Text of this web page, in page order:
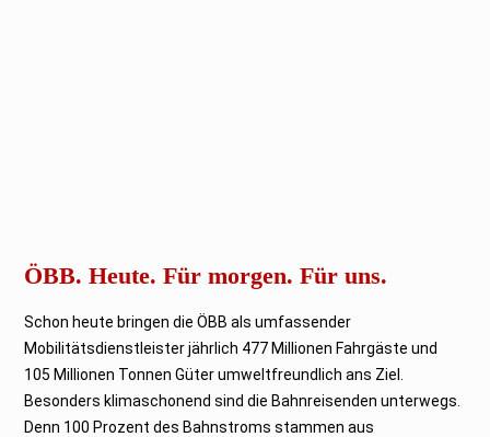
ÖBB. Heute. Für morgen. Für uns.
Schon heute bringen die ÖBB als umfassender
Mobilitätsdienstleister jährlich 477 Millionen Fahrgäste und
105 Millionen Tonnen Güter umweltfreundlich ans Ziel.
Besonders klimaschonend sind die Bahnreisenden unterwegs.
Denn 100 Prozent des Bahnstroms stammen aus